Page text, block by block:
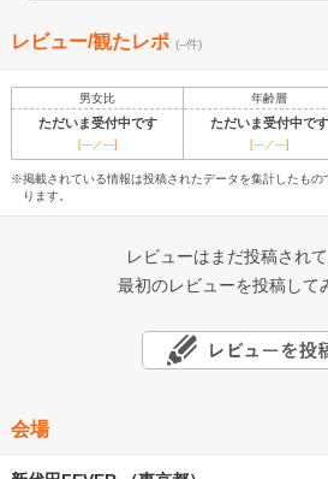
レビュー/観たレポ (--件)
男女比 年齢層
ただいま受付中です ただいま受付中です
[---／---] [---／---]
※掲載されている情報は投稿されたデータを集計したもの
ります。
レビューはまだ投稿されて
最初のレビューを投稿して
会場